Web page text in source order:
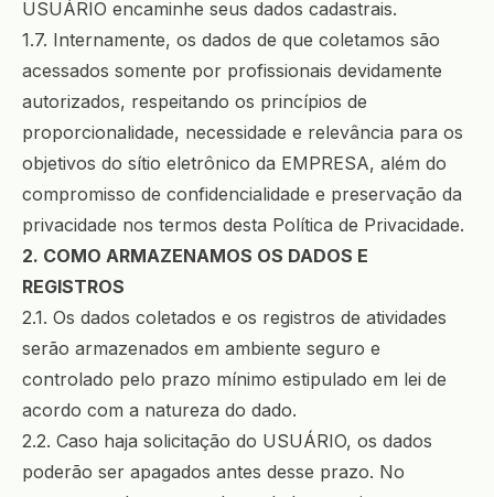
USUÁRIO encaminhe seus dados cadastrais.
1.7. Internamente, os dados de que coletamos são
acessados somente por profissionais devidamente
autorizados, respeitando os princípios de
proporcionalidade, necessidade e relevância para os
objetivos do sítio eletrônico da EMPRESA, além do
compromisso de confidencialidade e preservação da
privacidade nos termos desta Política de Privacidade.
2. COMO ARMAZENAMOS OS DADOS E
REGISTROS
2.1. Os dados coletados e os registros de atividades
serão armazenados em ambiente seguro e
controlado pelo prazo mínimo estipulado em lei de
acordo com a natureza do dado.
2.2. Caso haja solicitação do USUÁRIO, os dados
poderão ser apagados antes desse prazo. No